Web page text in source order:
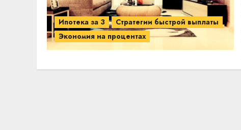
Ипотека за 3
Стратегии быстрой выплаты
Экономия на процентах